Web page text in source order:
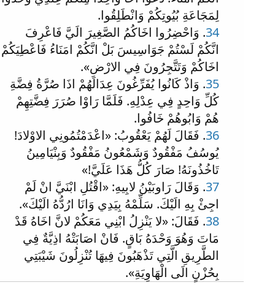
لِمَجَاعَةِ بُيُوتِكُمْ وَانْطَلِقُوا.
34. وَاحْضِرُوا اخَاكُمُ الصَّغِيرَ الَيَّ فَاعْرِفَ
انَّكُمْ لَسْتُمْ جَوَاسِيسَ بَلْ انَّكُمْ امَنَاءُ فَاعْطِيَكُمْ
اخَاكُمْ وَتَتَّجِرُونَ فِي الارْضِ».
35. وَاذْ كَانُوا يُفَرِّغُونَ عِدَالَهُمْ اذَا صُرَّةُ فِضَّةِ
كُلِّ وَاحِدٍ فِي عِدْلِهِ. فَلَمَّا رَاوْا صُرَرَ فِضَّتِهِمْ
هُمْ وَابُوهُمْ خَافُوا.
36. فَقَالَ لَهُمْ يَعْقُوبُ: «اعْدَمْتُمُونِي الاوْلادَ!
يُوسُفُ مَفْقُودٌ وَشَمْعُونُ مَفْقُودٌ وَبِنْيَامِينُ
تَاخُذُونَهُ! صَارَ كُلُّ هَذَا عَلَيَّ!»
37. وَقَالَ رَاوبَيْنُ لابِيهِ: «اقْتُلِ ابْنَيَّ انْ لَمْ
اجِئْ بِهِ الَيْكَ. سَلِّمْهُ بِيَدِي وَانَا ارُدُّهُ الَيْكَ».
38. فَقَالَ: «لا يَنْزِلُ ابْنِي مَعَكُمْ لانَّ اخَاهُ قَدْ
مَاتَ وَهُوَ وَحْدَهُ بَاقٍ. فَانْ اصَابَتْهُ اذِيَّةٌ فِي
الطَّرِيقِ الَّتِي تَذْهَبُونَ فِيهَا تُنْزِلُونَ شَيْبَتِي
بِحُزْنٍ الَى الْهَاوِيَةِ».